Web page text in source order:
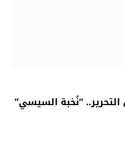
التحرير.. “نُخبة السيسي”